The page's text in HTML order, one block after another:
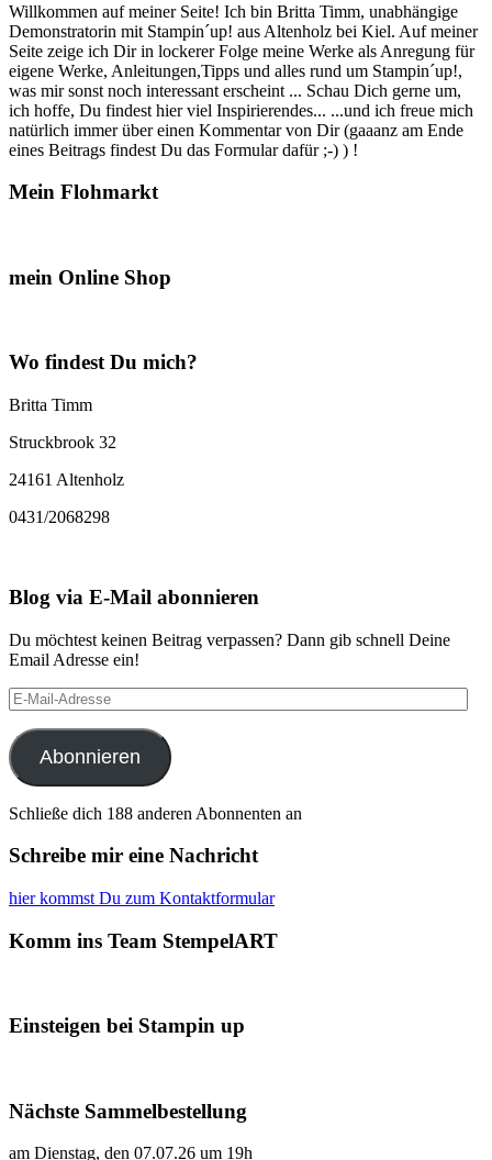
Willkommen auf meiner Seite! Ich bin Britta Timm, unabhängige
Demonstratorin mit Stampin´up! aus Altenholz bei Kiel. Auf meiner
Seite zeige ich Dir in lockerer Folge meine Werke als Anregung für
eigene Werke, Anleitungen,Tipps und alles rund um Stampin´up!,
was mir sonst noch interessant erscheint ... Schau Dich gerne um,
ich hoffe, Du findest hier viel Inspirierendes... ...und ich freue mich
natürlich immer über einen Kommentar von Dir (gaaanz am Ende
eines Beitrags findest Du das Formular dafür ;-) ) !
Mein Flohmarkt
mein Online Shop
Wo findest Du mich?
Britta Timm
Struckbrook 32
24161 Altenholz
0431/2068298
Blog via E-Mail abonnieren
Du möchtest keinen Beitrag verpassen? Dann gib schnell Deine
Email Adresse ein!
E-
Mail-
Adresse
Abonnieren
Schließe dich 188 anderen Abonnenten an
Schreibe mir eine Nachricht
hier kommst Du zum Kontaktformular
Komm ins Team StempelART
Einsteigen bei Stampin up
Nächste Sammelbestellung
am Dienstag, den 07.07.26 um 19h